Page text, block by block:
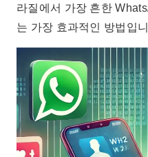
라질에서 가장 흔한
는 가장 효과적인 방법입